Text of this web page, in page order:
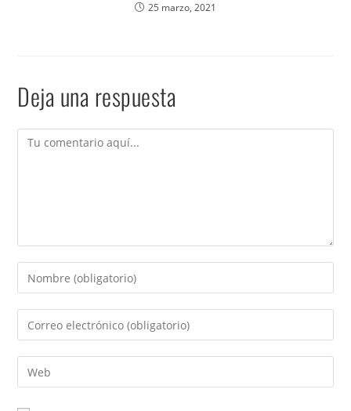
25 marzo, 2021
Deja una respuesta